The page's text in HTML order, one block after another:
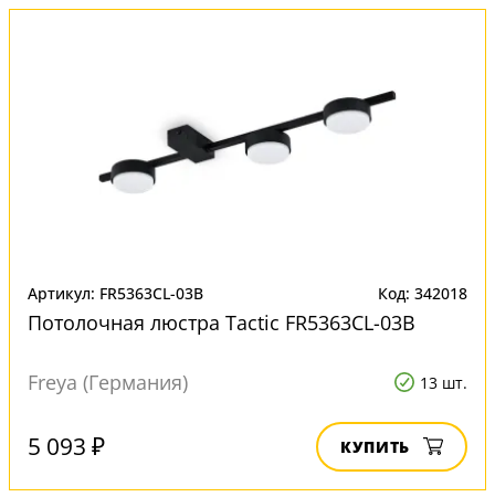
Артикул: FR5363CL-03B Код: 342018
Потолочная люстра Tactic FR5363CL-03B
Freya (Германия) 13 шт.
5 093 ₽ КУПИТЬ